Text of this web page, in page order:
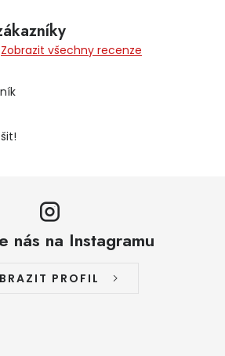
Zobrazit všechny recenze
nás na Instagramu
PROFIL